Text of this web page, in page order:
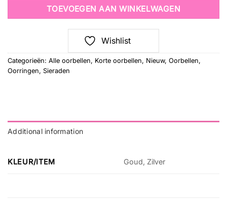
TOEVOEGEN AAN WINKELWAGEN
Wishlist
Categorieën: Alle oorbellen, Korte oorbellen, Nieuw, Oorbellen,
Oorringen, Sieraden
Additional information
KLEUR/ITEM Goud, Zilver